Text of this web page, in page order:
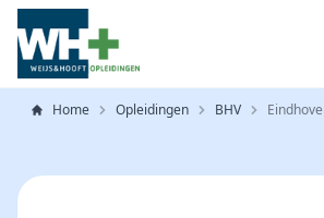
Home Opleidingen BHV